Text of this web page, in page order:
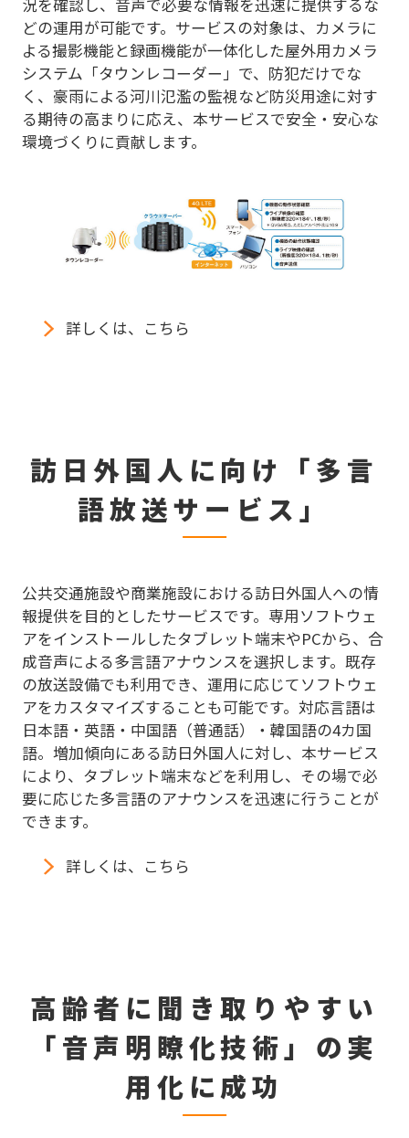
況を確認し、音声で必要な情報を迅速に提供するな
どの運用が可能です。サービスの対象は、カメラに
よる撮影機能と録画機能が一体化した屋外用カメラ
システム「タウンレコーダー」で、防犯だけでな
く、豪雨による河川氾濫の監視など防災用途に対す
る期待の高まりに応え、本サービスで安全・安心な
環境づくりに貢献します。
詳しくは、こちら
訪日外国人に向け「多言
語放送サービス」
公共交通施設や商業施設における訪日外国人への情
報提供を目的としたサービスです。専用ソフトウェ
アをインストールしたタブレット端末やPCから、合
成音声による多言語アナウンスを選択します。既存
の放送設備でも利用でき、運用に応じてソフトウェ
アをカスタマイズすることも可能です。対応言語は
日本語・英語・中国語（普通話）・韓国語の4カ国
語。増加傾向にある訪日外国人に対し、本サービス
により、タブレット端末などを利用し、その場で必
要に応じた多言語のアナウンスを迅速に行うことが
できます。
詳しくは、こちら
高齢者に聞き取りやすい
「音声明瞭化技術」の実
用化に成功